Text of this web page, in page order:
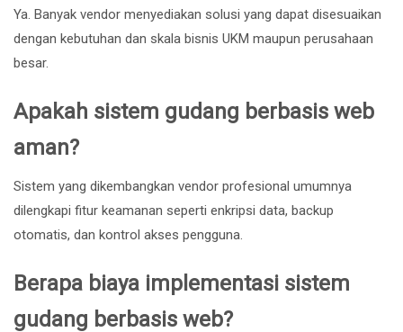
Ya. Banyak vendor menyediakan solusi yang dapat disesuaikan
dengan kebutuhan dan skala bisnis UKM maupun perusahaan
besar.
Apakah sistem gudang berbasis web
aman?
Sistem yang dikembangkan vendor profesional umumnya
dilengkapi fitur keamanan seperti enkripsi data, backup
otomatis, dan kontrol akses pengguna.
Berapa biaya implementasi sistem
gudang berbasis web?